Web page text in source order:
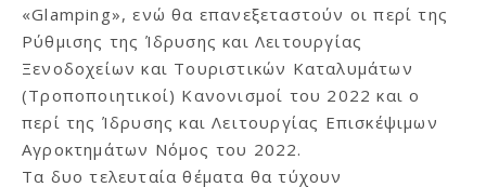
«Glamping», ενώ θα επανεξεταστούν οι περί της
Ρύθμισης της Ίδρυσης και Λειτουργίας
Ξενοδοχείων και Τουριστικών Καταλυμάτων
(Τροποποιητικοί) Κανονισμοί του 2022 και ο
περί της Ίδρυσης και Λειτουργίας Επισκέψιμων
Αγροκτημάτων Νόμος του 2022.
Τα δυο τελευταία θέματα θα τύχουν